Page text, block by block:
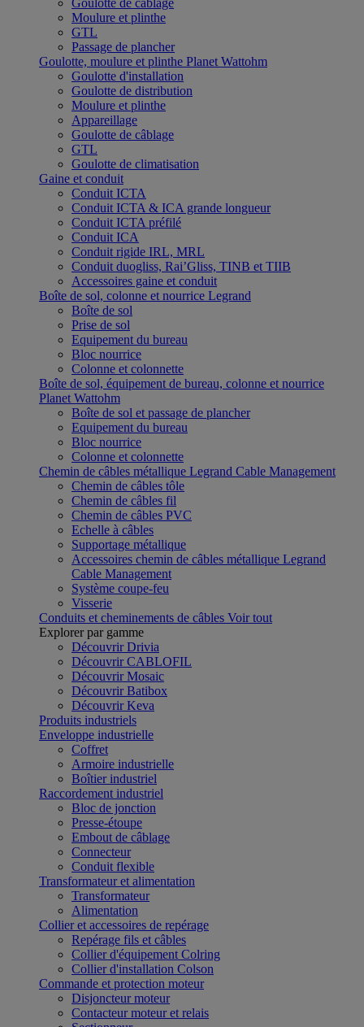
Goulotte de câblage
Moulure et plinthe
GTL
Passage de plancher
Goulotte, moulure et plinthe Planet Wattohm
Goulotte d'installation
Goulotte de distribution
Moulure et plinthe
Appareillage
Goulotte de câblage
GTL
Goulotte de climatisation
Gaine et conduit
Conduit ICTA
Conduit ICTA & ICA grande longueur
Conduit ICTA préfilé
Conduit ICA
Conduit rigide IRL, MRL
Conduit duogliss, Rai’Gliss, TINB et TIIB
Accessoires gaine et conduit
Boîte de sol, colonne et nourrice Legrand
Boîte de sol
Prise de sol
Equipement du bureau
Bloc nourrice
Colonne et colonnette
Boîte de sol, équipement de bureau, colonne et nourrice
Planet Wattohm
Boîte de sol et passage de plancher
Equipement du bureau
Bloc nourrice
Colonne et colonnette
Chemin de câbles métallique Legrand Cable Management
Chemin de câbles tôle
Chemin de câbles fil
Chemin de câbles PVC
Echelle à câbles
Supportage métallique
Accessoires chemin de câbles métallique Legrand
Cable Management
Système coupe-feu
Visserie
Conduits et cheminements de câbles Voir tout
Explorer par gamme
Découvrir Drivia
Découvrir CABLOFIL
Découvrir Mosaic
Découvrir Batibox
Découvrir Keva
Produits industriels
Enveloppe industrielle
Coffret
Armoire industrielle
Boîtier industriel
Raccordement industriel
Bloc de jonction
Presse-étoupe
Embout de câblage
Connecteur
Conduit flexible
Transformateur et alimentation
Transformateur
Alimentation
Collier et accessoires de repérage
Repérage fils et câbles
Collier d'équipement Colring
Collier d'installation Colson
Commande et protection moteur
Disjoncteur moteur
Contacteur moteur et relais